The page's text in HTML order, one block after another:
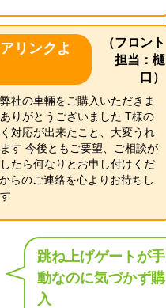
リンクよ
（フロント
担当：樋
口）
社の車輛をご購入いただきま
りがとうございました T様の
対応が出来たこと、大変うれ
す 今後ともご要望、ご相談が
たら何なりとお申し付けくだ
らのご連絡を心よりお待ちし
跳ね上げゲートが手
動なのに気づかず購
入